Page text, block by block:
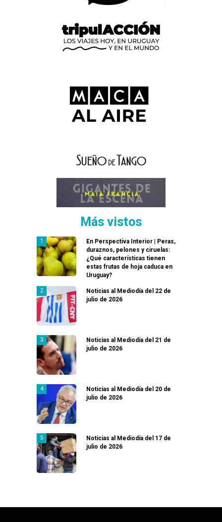
Más vistos
En Perspectiva Interior | Peras,
duraznos, pelones y ciruelas:
¿Qué características tienen
estas frutas de hoja caduca en
Uruguay?
Noticias al Mediodía del 22 de
julio de 2026
Noticias al Mediodía del 21 de
julio de 2026
Noticias al Mediodía del 20 de
julio de 2026
Noticias al Mediodía del 17 de
julio de 2026